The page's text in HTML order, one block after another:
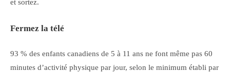
et sortez.
Fermez la télé
93 % des enfants canadiens de 5 à 11 ans ne font même pas 60
minutes d’activité physique par jour, selon le minimum établi par